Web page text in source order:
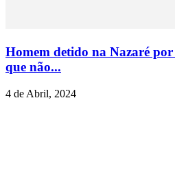
Homem detido na Nazaré
que não...
4 de Abril, 2024